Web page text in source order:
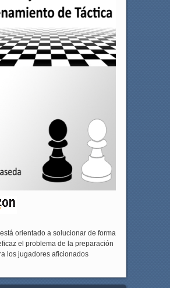
orientado a solucionar de forma
el problema de la preparación
los jugadores aficionados